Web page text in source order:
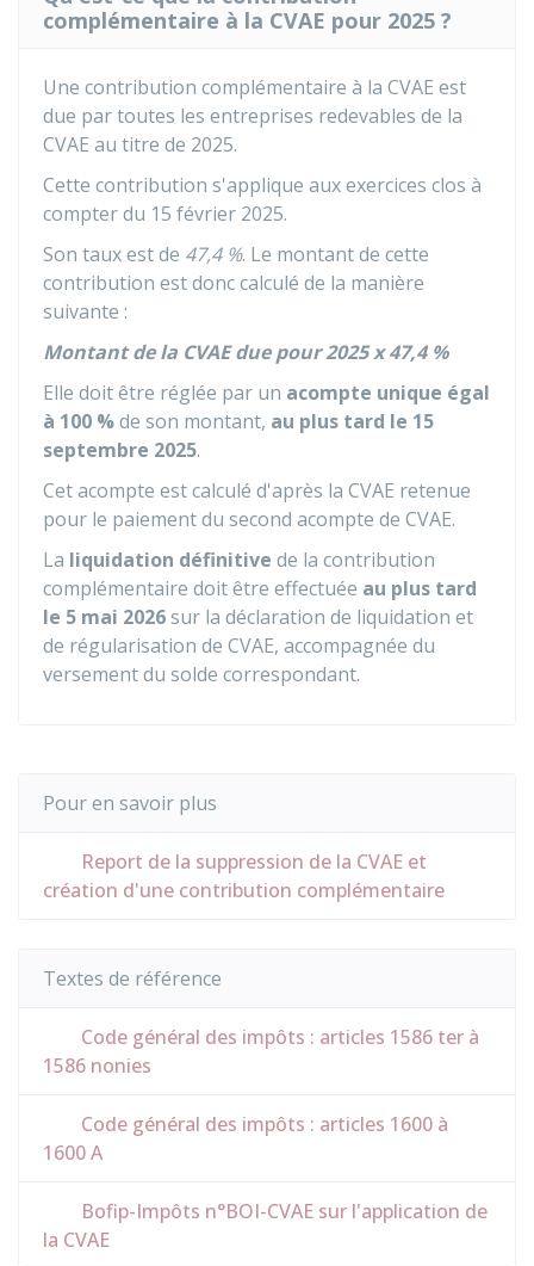
complémentaire à la CVAE pour 2025 ?
Une contribution complémentaire à la CVAE est
due par toutes les entreprises redevables de la
CVAE au titre de 2025.
Cette contribution s'applique aux exercices clos à
compter du 15 février 2025.
Son taux est de 47,4 %. Le montant de cette
contribution est donc calculé de la manière
suivante :
Montant de la CVAE due pour 2025 x47,4 %
Elle doit être réglée par un acompte unique égal
à 100 %de son montant, au plus tard le 15
septembre 2025.
Cet acompte est calculé d'après la CVAE retenue
pour le paiement du second acompte de CVAE.
La liquidation définitive de la contribution
complémentaire doit être effectuée au plus tard
le 5 mai 2026sur la déclaration de liquidation et
de régularisation de CVAE, accompagnée du
versement du solde correspondant.
Pour en savoir plus
Report de la suppression de la CVAE et
création d'une contribution complémentaire
Textes de référence
Code général des impôts : articles 1586 ter à
1586 nonies
Code général des impôts : articles 1600 à
1600 A
Bofip-Impôts n°BOI-CVAE sur l'application de
la CVAE